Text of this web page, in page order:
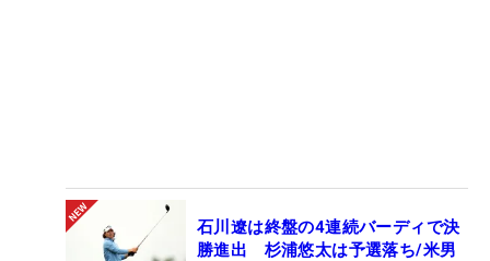
石川遼は終盤の4連続バーディで決
勝進出 杉浦悠太は予選落ち/米男